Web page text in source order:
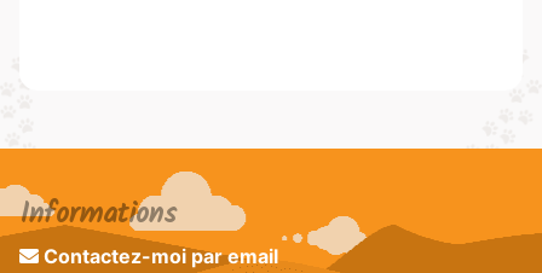
Informations
Contactez-moi par email